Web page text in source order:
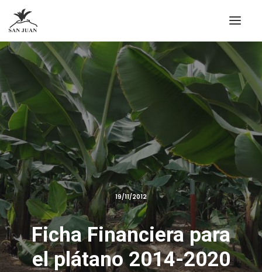
19/11/2012
Ficha Financiera para
el plátano 2014-2020